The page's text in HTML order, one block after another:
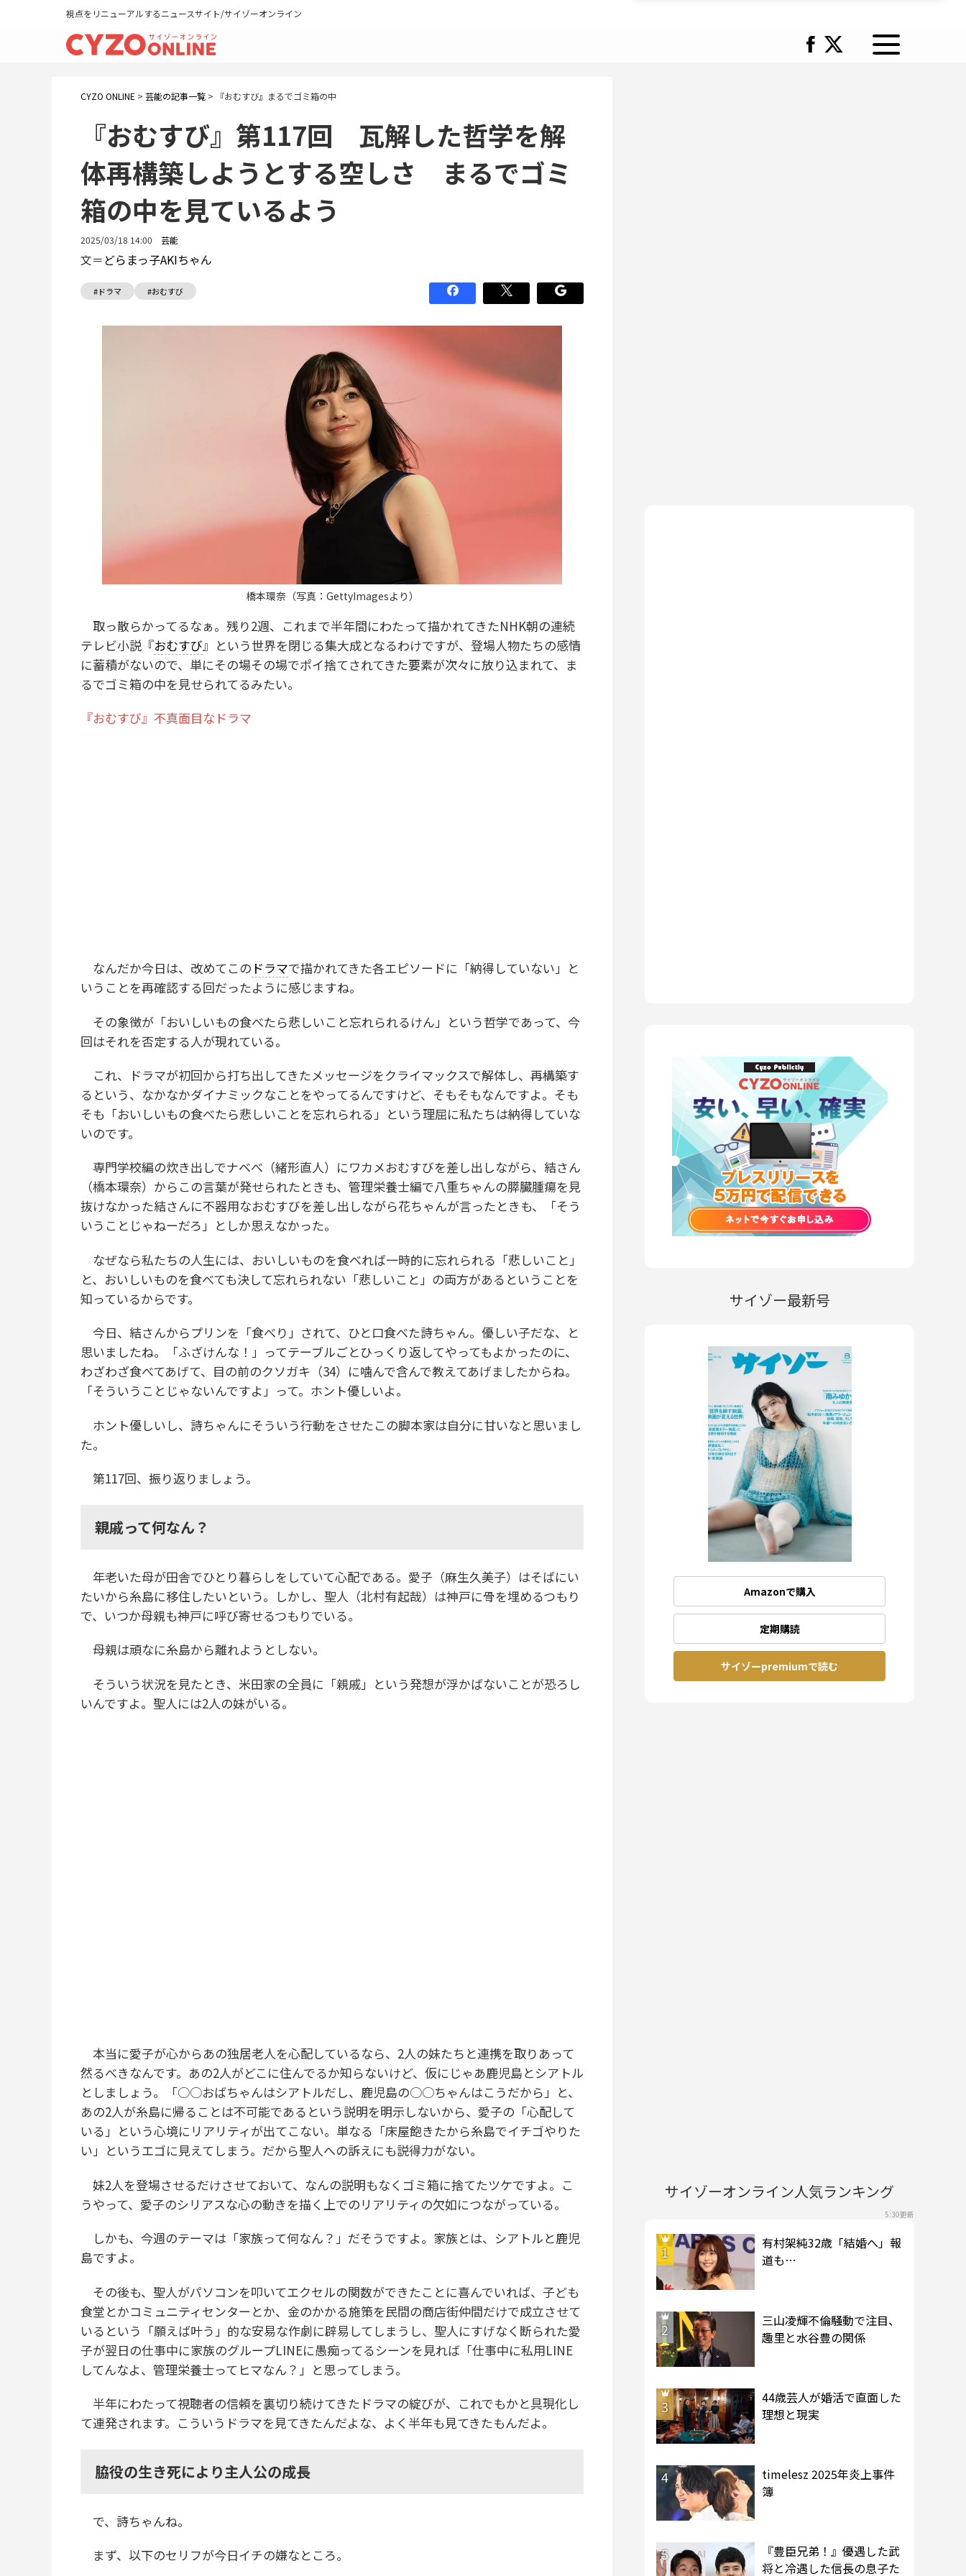
視点をリニューアルするニュースサイト/サイゾーオンライン
CYZO ONLINE > 芸能の記事一覧 > 『おむすび』まるでゴミ箱の中
『おむすび』第117回 瓦解した哲学を解
体再構築しようとする空しさ まるでゴミ
箱の中を見ているよう
2025/03/18 14:00 芸能
文＝ どらまっ子AKIちゃん
#ドラマ #おむすび
橋本環奈（写真：GettyImagesより）
取っ散らかってるなぁ。残り2週、これまで半年間にわたって描かれてきたNHK朝の連続
テレビ小説『おむすび』という世界を閉じる集大成となるわけですが、登場人物たちの感情
に蓄積がないので、単にその場その場でポイ捨てされてきた要素が次々に放り込まれて、ま
るでゴミ箱の中を見せられてるみたい。
『おむすび』不真面目なドラマ
なんだか今日は、改めてこの ドラマで描かれてきた各エピソードに「納得していない」と
いうことを再確認する回だったように感じますね。
その象徴が「おいしいもの食べたら悲しいこと忘れられるけん」という哲学であって、今
回はそれを否定する人が現れている。
これ、ドラマが初回から打ち出してきたメッセージをクライマックスで解体し、再構築す
るという、なかなかダイナミックなことをやってるんですけど、そもそもなんですよ。そも
そも「おいしいもの食べたら悲しいことを忘れられる」という理屈に私たちは納得していな
いのです。
専門学校編の炊き出しでナベべ（緒形直人）にワカメおむすびを差し出しながら、結さん
（橋本環奈）からこの言葉が発せられたときも、管理栄養士編で八重ちゃんの膵臓腫瘍を見
抜けなかった結さんに不器用なおむすびを差し出しながら花ちゃんが言ったときも、「そう
いうことじゃねーだろ」としか思えなかった。
なぜなら私たちの人生には、おいしいものを食べれば一時的に忘れられる「悲しいこと」
と、おいしいものを食べても決して忘れられない「悲しいこと」の両方があるということを
知っているからです。
今日、結さんからプリンを「食べり」されて、ひと口食べた詩ちゃん。優しい子だな、と
思いましたね。「ふざけんな！」ってテーブルごとひっくり返してやってもよかったのに、
わざわざ食べてあげて、目の前のクソガキ（34）に噛んで含んで教えてあげましたからね。
「そういうことじゃないんですよ」って。ホント優しいよ。
ホント優しいし、詩ちゃんにそういう行動をさせたこの脚本家は自分に甘いなと思いまし
た。
第117回、振り返りましょう。
親戚って何なん？
年老いた母が田舎でひとり暮らしをしていて心配である。愛子（麻生久美子）はそばにい
たいから糸島に移住したいという。しかし、聖人（北村有起哉）は神戸に骨を埋めるつもり
で、いつか母親も神戸に呼び寄せるつもりでいる。
母親は頑なに糸島から離れようとしない。
そういう状況を見たとき、米田家の全員に「親戚」という発想が浮かばないことが恐ろし
いんですよ。聖人には2人の妹がいる。
本当に愛子が心からあの独居老人を心配しているなら、2人の妹たちと連携を取りあって
然るべきなんです。あの2人がどこに住んでるか知らないけど、仮にじゃあ鹿児島とシアトル
としましょう。「○○おばちゃんはシアトルだし、鹿児島の○○ちゃんはこうだから」と、
あの2人が糸島に帰ることは不可能であるという説明を明示しないから、愛子の「心配して
いる」という心境にリアリティが出てこない。単なる「床屋飽きたから糸島でイチゴやりた
い」というエゴに見えてしまう。だから聖人への訴えにも説得力がない。
妹2人を登場させるだけさせておいて、なんの説明もなくゴミ箱に捨てたツケですよ。こ
うやって、愛子のシリアスな心の動きを描く上でのリアリティの欠如につながっている。
しかも、今週のテーマは「家族って何なん？」だそうですよ。家族とは、シアトルと鹿児
島ですよ。
その後も、聖人がパソコンを叩いてエクセルの関数ができたことに喜んでいれば、子ども
食堂とかコミュニティセンターとか、金のかかる施策を民間の商店街仲間だけで成立させて
いるという「願えば叶う」的な安易な作劇に辟易してしまうし、聖人にすげなく断られた愛
子が翌日の仕事中に家族のグループLINEに愚痴ってるシーンを見れば「仕事中に私用LINE
してんなよ、管理栄養士ってヒマなん？」と思ってしまう。
半年にわたって視聴者の信頼を裏切り続けてきたドラマの綻びが、これでもかと具現化し
て連発されます。こういうドラマを見てきたんだよな、よく半年も見てきたもんだよ。
脇役の生き死により主人公の成長
で、詩ちゃんね。
まず、以下のセリフが今日イチの嫌なところ。
サイゾー最新号
Amazonで購入
定期購読
サイゾーpremiumで読む
サイゾーオンライン人気ランキング
5:30更新
1
有村架純32歳「結婚へ」報
道も…
2
三山凌輝不倫騒動で注目、
趣里と水谷豊の関係
3
44歳芸人が婚活で直面した
理想と現実
4
timelesz 2025年炎上事件
簿
5
『豊臣兄弟！』優遇した武
将と冷遇した信長の息子た